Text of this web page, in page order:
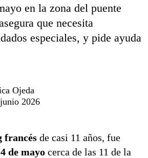
en la zona del puente
que necesita
especiales, y pide ayuda
Ojeda
2026
francés de casi 11 años, fue
de mayo cerca de las 11 de la